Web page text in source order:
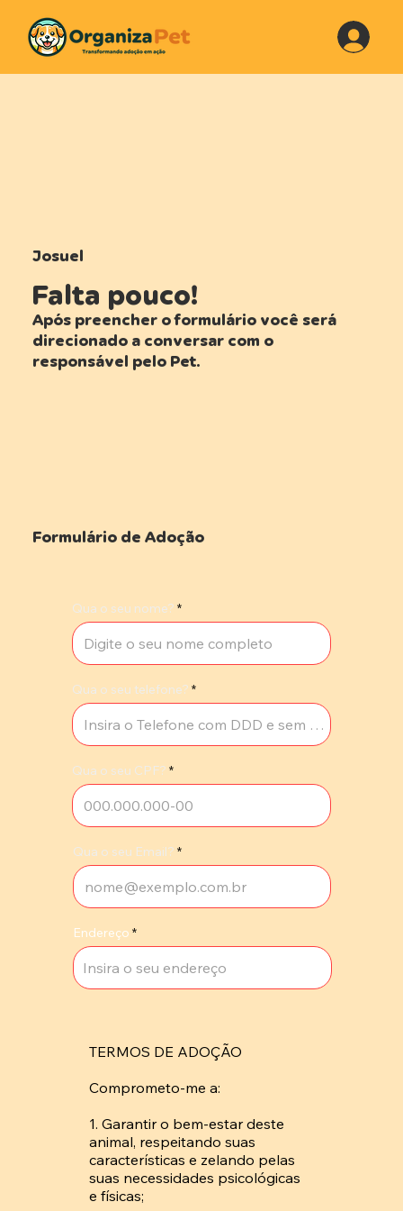
Josuel
Falta pouco!
Após preencher o formulário você será
direcionado a conversar com o
responsável pelo Pet.
Formulário de Adoção
Qua o seu nome?
Qua o seu Email?
Qua o seu telefone?
Qua o seu CPF?
Endereço
TERMOS DE ADOÇÃO
Comprometo-me a:
1. Garantir o bem-estar deste
animal, respeitando suas
características e zelando pelas
suas necessidades psicológicas
e físicas;